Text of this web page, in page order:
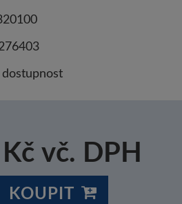
vč. DPH
KOUPIT